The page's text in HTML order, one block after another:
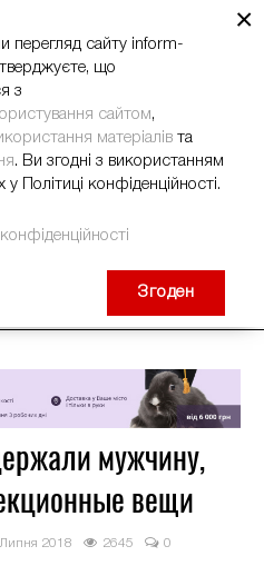
мужчину,
вещи
2018 2645 0
×
перегляд сайту inform-
що
з
сайтом,
матеріалів та
. Ви згодні з використанням
Політиці конфіденційності.
Згоден